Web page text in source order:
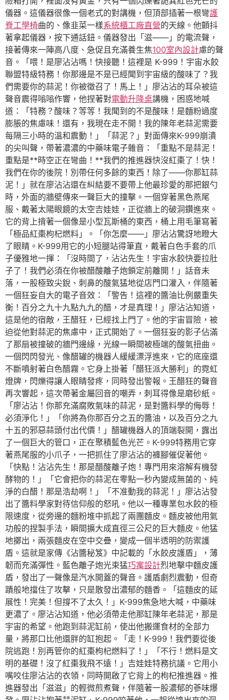
儀器。這儀器很像一個老式的對講機，但頂部插著一根彎護
脊工學椅曲的、像韭菜一樣系統櫃工廠直營的天線。他顫抖
著拿起儀器，按下通話鈕。儀器發出「滋——」的電流聲，
接著傳來一陣高八度、急促且充滿養生焦100室內設計慮的聲
音。「喂！是廖沾沾嗎！快接聽！這裡是 K-999！宇宙水餃
聯盟特級特務！你那邊是不是已經聞到宇宙級的酸味了？我
們需要你的蒜泥！你被徵召了！馬上！」廖沾沾的耳朵被這
聲音震得嗡嗡作響，他捏著對電動升降桌講機，困惑地喊
道：「特務？酸味？等等！我聞到的不是酸味！是麵粉過度
膨脹的焦慮味！還有，我現在走不開！我的陳年老蒜泥需要
每隔三小時的溫和震動！」「蒜泥？」對面傳來K-999崩潰
的尖叫聲，帶著濃濃的中藥味電子雜音：「重點不是蒜泥！
重點是**時空正在彎曲！**我們的推進器快沒紅棗了！快！
我們在你的後院！別帶任何多餘的東西！除了——你那缸蒜
泥！」就在廖沾沾還在糾結要不要帶上他最珍愛的那把銀勺
時，外面的牆壁傳來一聲巨大的撞擊。一個穿著黑色燕尾
服、戴著太陽眼鏡的太空吉娃娃，正從牆上的破洞鑽進來。
它的背上揹著一個像是小型瓦斯桶的東西，桶上用毛筆寫著
「極品紅棗枸杞燃料」。「你怎麼——」廖沾沾驚訝地瞪大
了眼睛。K-999用它的小短腿站得筆直，戴著白色手套的爪
子優雅地一揮：「沒時間了，沾沾先生！宇宙水餃快要拉肚
子了！我們必須在你被醋酸離子炮鎖定前離開！」話音未
落，一股極致尖銳、刺鼻的酸氣猛地從店門口灌入，伴隨著
一個狂妄自大的電子音效：「警告！這裡的醬油比例嚴重失
衡！百分之九十九點九九的醋，才是真理！」廖沾沾知道，
這是他的宿敵，王醋狂，已經找上門了。他的宇宙冒險，被
迫從他對蒜泥的焦慮中，正式開始了。一個狂妄的影子佔滿
了那扇被撞破的牆門邊緣，光線一瞬間被極端的酸氣扭曲。
一個閃閃發光、像醋罐的機器人緩緩漂浮進來，它的底座還
不斷噴射著白色醋霧。它身上掛著「醋狂派大勝利」的霓虹
燈牌，閃爍得讓人眼睛發疼，同時發出警報。王醋狂的聲音
再次響起，這次帶著金屬回音的嘲弄，刺耳得像是磨砂紙。
「廖沾沾！你那充滿腐敗氣味的蒜泥，是對醬料學的侮辱！
必須淨化！」「你將為你那百分之五的醬油，以及百分之九
十五的邪惡蒜頭付出代價！」醋罐機器人的頂端裂開，露出
了一個巨大的管口，正在聚積藍色光芒。K-999特務用它穿
著燕尾服的小爪子，一把抓住了廖沾沾的褲腳催促著他。
「快點！沾沾先生！那是醋酸離子炮！專門用來溶解有機發
酵物的！」「它會把你的蒜泥在零點一秒內變成無菌的、純
淨的白醋！那是浩劫啊！」「不准動我的蒜泥！」廖沾沾發
出了醬料學家對待信仰般的怒吼。他以一種專業包水餃的極
限速度，從旁邊的麵粉堆中抓起了兩團麵皮。麵皮被他用氣
功般的捏製手法，瞬間擴大成直徑三公尺的巨大麵皮。他猛
地擲出，兩張麵皮在空中交疊，變成一個半透明的防禦護
盾。這就是家傳《沾醬秘笈》中記載的「水餃皮護盾」，薄
韌而充滿彈性。藍色離子炮光束猛巧寓設計烈地擊中麵皮護
盾，發出了一聲像是汽水開蓋的聲音。護盾劇烈震動，但奇
蹟般地擋住了攻擊，只是散發出濃郁的麵香。「這麵皮的延
展性！完美！但撐不了太久！」K-999焦急地大喊，中藥味
更濃了。廖沾沾知道，他必須帶走他那缸陳年老蒜泥，那是
宇宙的希望。他跑到蒜泥缸前，使出他搬運食材的全部力
量，將那口比他還胖的缸抱起。「走！K-999！我們要從後
院逃跑！別再管你的紅棗枸杞燃料了！」「不行！燃料是文
明的基礎！沒了紅棗我飛不遠！」吉娃娃特務抗議。它用小
嘴咬住廖沾沾的衣領，同時開啟了它背上的枸杞推進器。推
進器發出「滋滋」的輕微煎煮聲，伴隨著一股濃郁的蔘味爆